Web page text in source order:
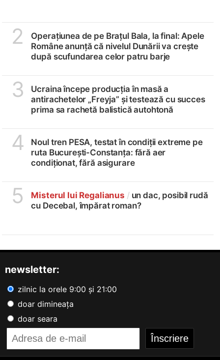
2
Operațiunea de pe Brațul Bala, la final: Apele
Române anunță că nivelul Dunării va crește
după scufundarea celor patru barje
3
Ucraina începe producția în masă a
antirachetelor „Freyja” și testează cu succes
prima sa rachetă balistică autohtonă
4
Noul tren PESA, testat în condiții extreme pe
ruta București-Constanța: fără aer
condiționat, fără asigurare
5 Misterul lui Regalianus /un dac, posibil rudă
cu Decebal, împărat roman?
newsletter:
zilnic la orele 9:00 și 21:00
doar dimineața
doar seara